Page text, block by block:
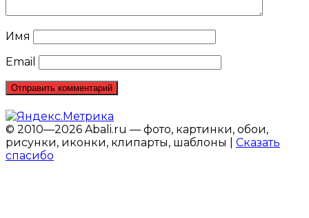
Имя
Email
© 2010—2026 Abali.ru — фото, картинки, обои,
рисунки, иконки, клипарты, шаблоны | Сказать
спасибо